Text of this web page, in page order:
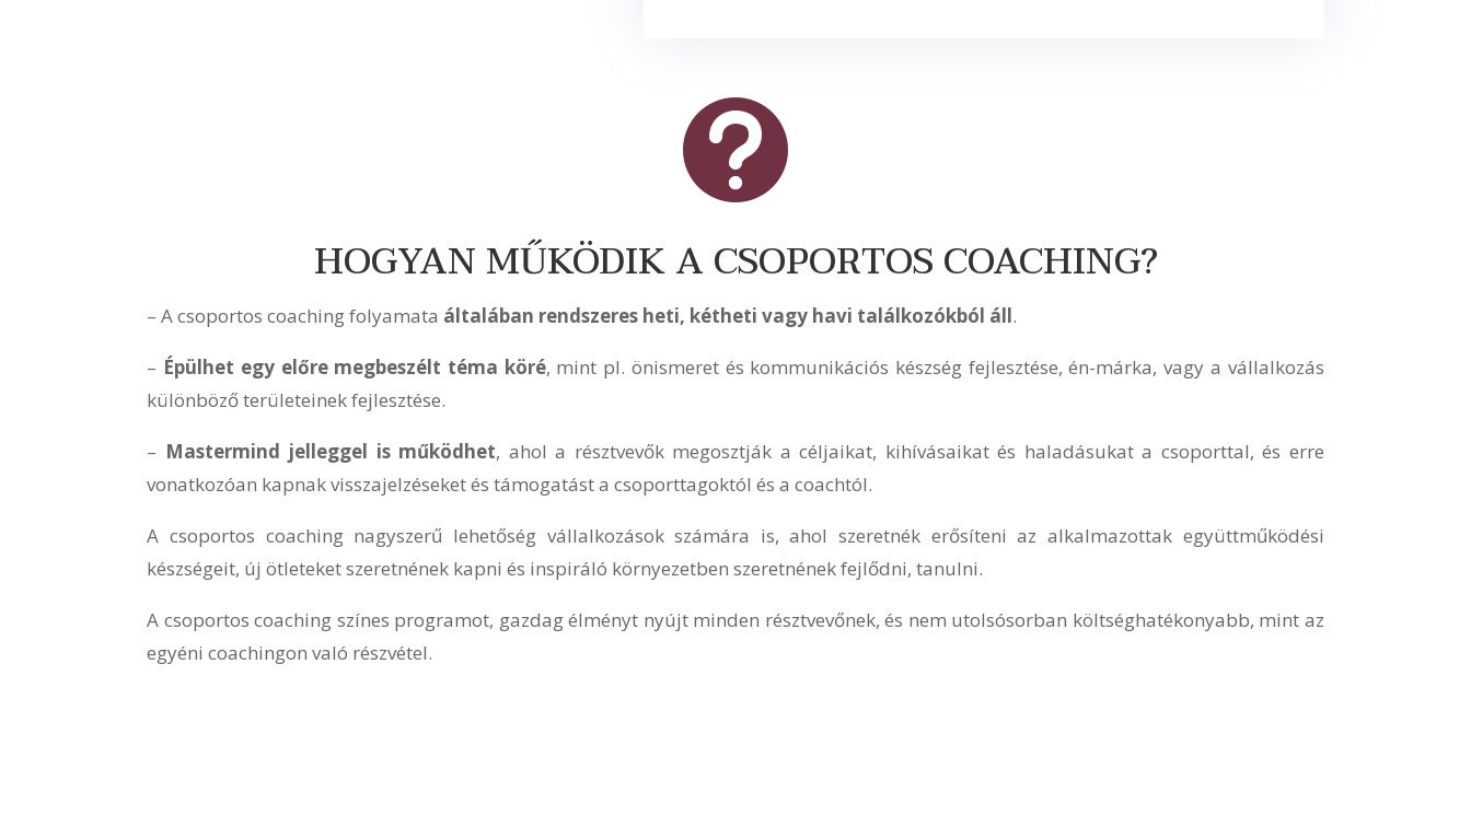

HOGYAN MŰKÖDIK A CSOPORTOS COACHING?
– A csoportos coaching folyamata általában rendszeres heti, kétheti vagy havi találkozókból áll.
– Épülhet egy előre megbeszélt téma köré, mint pl. önismeret és kommunikációs készség fejlesztése, én-márka, vagy a vállalkozás
különböző területeinek fejlesztése.
– Mastermind jelleggel is működhet, ahol a résztvevők megosztják a céljaikat, kihívásaikat és haladásukat a csoporttal, és erre
vonatkozóan kapnak visszajelzéseket és támogatást a csoporttagoktól és a coachtól.
A csoportos coaching nagyszerű lehetőség vállalkozások számára is, ahol szeretnék erősíteni az alkalmazottak együttműködési
készségeit, új ötleteket szeretnének kapni és inspiráló környezetben szeretnének fejlődni, tanulni.
A csoportos coaching színes programot, gazdag élményt nyújt minden résztvevőnek, és nem utolsósorban költséghatékonyabb, mint az
egyéni coachingon való részvétel.